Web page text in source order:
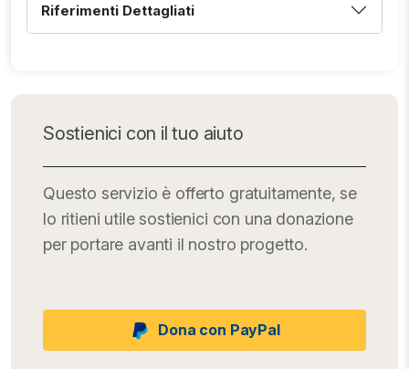
Riferimenti Dettagliati
Sostienici con il tuo aiuto
Questo servizio è offerto gratuitamente, se
lo ritieni utile sostienici con una donazione
per portare avanti il nostro progetto.
Dona con PayPal